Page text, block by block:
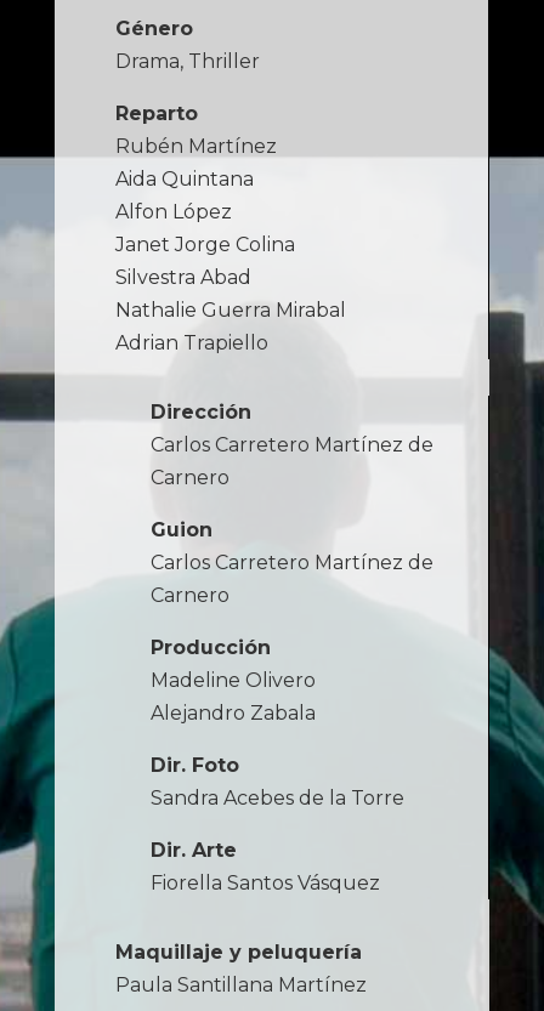
Género
Drama, Thriller
Reparto
Rubén Martínez
Aida Quintana
Alfon López
Janet Jorge Colina
Silvestra Abad
Nathalie Guerra Mirabal
Adrian Trapiello
Dirección
Carlos Carretero Martínez de
Carnero
Guion
Carlos Carretero Martínez de
Carnero
Producción
Madeline Olivero
Alejandro Zabala
Dir. Foto
Sandra Acebes de la Torre
Dir. Arte
Fiorella Santos Vásquez
Maquillaje y peluquería
Paula Santillana Martínez